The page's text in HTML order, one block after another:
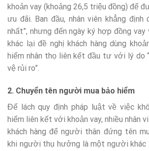
khoản vay (khoảng 26,5 triệu đồng) để
ưu đãi. Ban đầu, nhân viên khẳng định
nhất”, nhưng đến ngày ký hợp đồng vay
khác lại đề nghị khách hàng dùng
hiểm nhân thọ liên kết đầu tư với lý do
vệ rủi ro”.
2. Chuyển tên người mua bảo hiểm
Để lách quy định pháp luật về việc
hiểm liên kết với khoản vay, nhiều nhân
khách hàng để người thân đứng tên
khi người thụ hưởng là một người khác